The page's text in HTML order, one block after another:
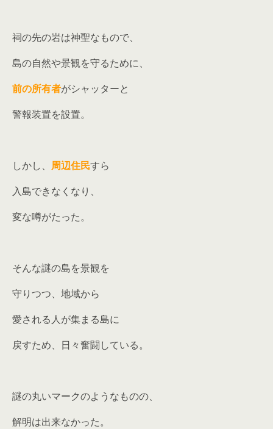
祠の先の岩は神聖なもので、
島の自然や景観を守るために、
前の所有者がシャッターと
警報装置を設置。
しかし、 周辺住民すら
入島できなくなり、
変な噂がたった。
そんな謎の島を景観を
守りつつ、地域から
愛される人が集まる島に
戻すため、日々奮闘している。
謎の丸いマークのようなものの、
解明は出来なかった。